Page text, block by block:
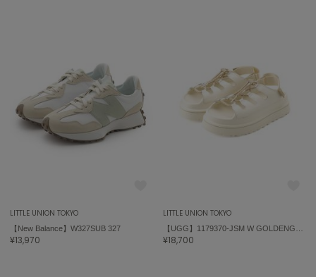
LITTLE UNION TOKYO
【New Balance】W327SUB 327
¥13,970
LITTLE UNION TOKYO
¥18,700